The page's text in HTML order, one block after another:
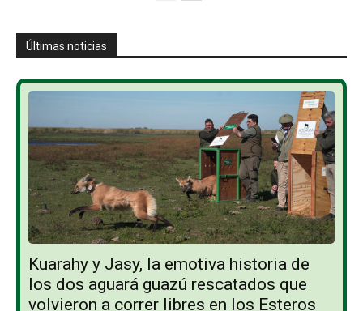
Últimas noticias
Kuarahy y Jasy, la emotiva historia de
los dos aguará guazú rescatados que
volvieron a correr libres en los Esteros